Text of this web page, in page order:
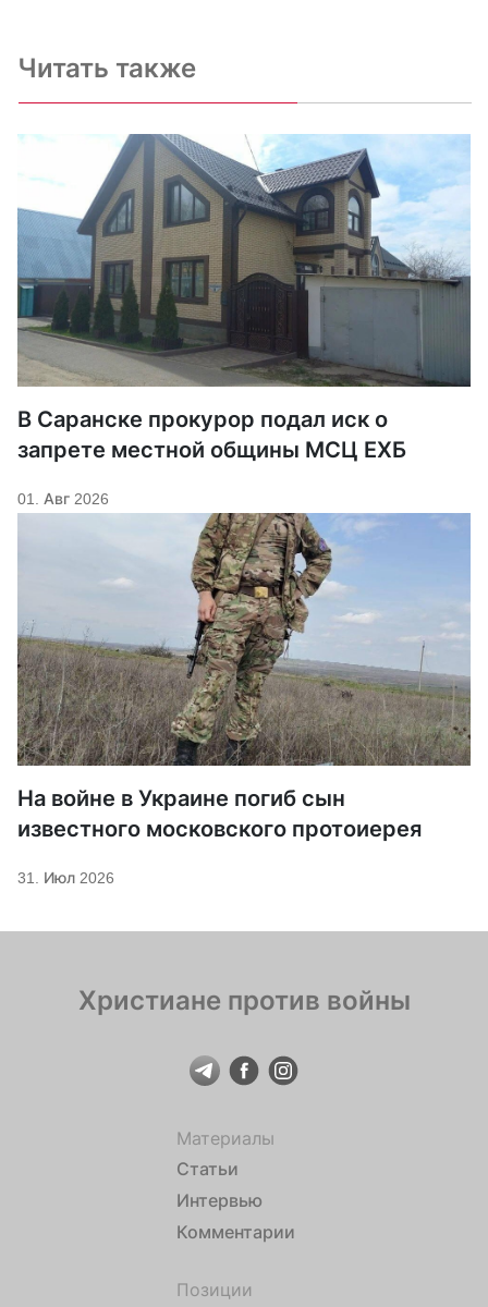
Читать также
В Саранске прокурор подал иск о
запрете местной общины МСЦ ЕХБ
01. Авг 2026
На войне в Украине погиб сын
известного московского протоиерея
31. Июл 2026
Христиане против войны
Материалы
Статьи
Интервью
Комментарии
Позиции